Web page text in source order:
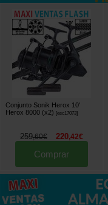
Conjunto Sonik Herox 10'
Herox 8000 (x2)
[esc17073]
259,60€ 220,42€
Comprar